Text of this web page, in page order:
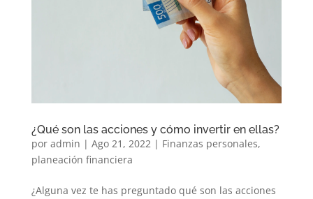
¿Qué son las acciones y cómo invertir en ellas?
por admin | Ago 21, 2022| Finanzas personales,
planeación financiera
¿Alguna vez te has preguntado qué son las acciones